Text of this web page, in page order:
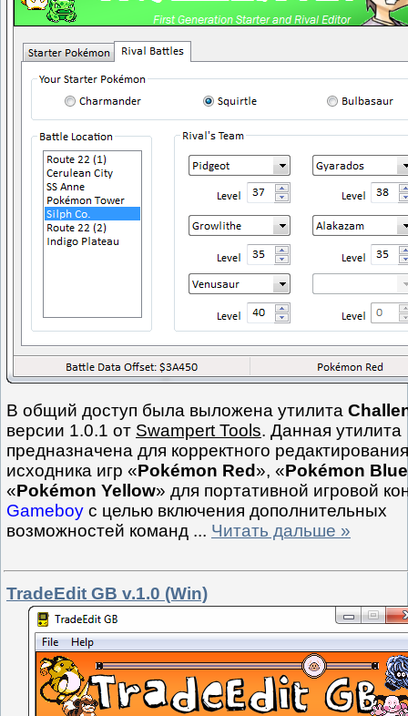
В общий доступ была выложена утилита
версии 1.0.1 от Swampert Tools. Данная утилита
предназначена для корректного редактирования
исходника игр «Pokémon Red», «Pokémon Blue
«Pokémon Yellow» для портативной игровой
Gameboy с целью включения дополнительных
возможностей команд ... Читать дальше »
TradeEdit GB v.1.0 (Win)